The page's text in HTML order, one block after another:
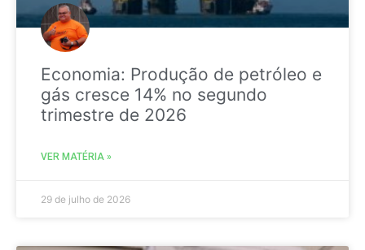
Economia: Produção de petróleo e
gás cresce 14% no segundo
trimestre de 2026
VER MATÉRIA »
29 de julho de 2026